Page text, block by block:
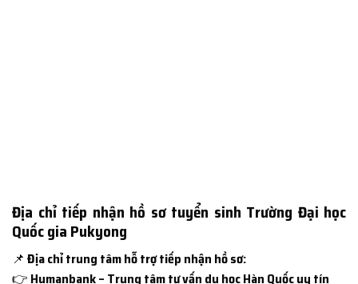
Địa chỉ tiếp nhận hồ sơ tuyển sinh Trường Đại học
Quốc gia Pukyong
📌 Địa chỉ trung tâm hỗ trợ tiếp nhận hồ sơ:
👉 Humanbank – Trung tâm tư vấn du học Hàn Quốc uy tín